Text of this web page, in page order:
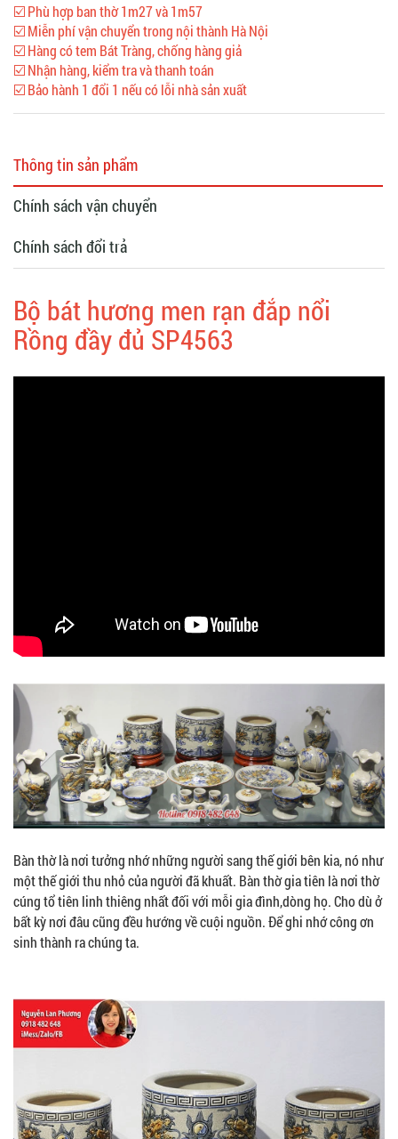
☑️ Phù hợp ban thờ 1m27 và 1m57
☑️ Miễn phí vận chuyển trong nội thành Hà Nội
☑️ Hàng có tem Bát Tràng, chống hàng giả
☑️ Nhận hàng, kiểm tra và thanh toán
☑️ Bảo hành 1 đổi 1 nếu có lỗi nhà sản xuất
Thông tin sản phẩm
Chính sách vận chuyển
Chính sách đổi trả
Bộ bát hương men rạn đắp nổi
Rồng đầy đủ SP4563
Bàn thờ là nơi tưởng nhớ những người sang thế giới bên kia, nó như
một thế giới thu nhỏ của người đã khuất. Bàn thờ gia tiên là nơi thờ
cúng tổ tiên linh thiêng nhất đối với mỗi gia đình,dòng họ. Cho dù ở
bất kỳ nơi đâu cũng đều hướng về cuội nguồn. Để ghi nhớ công ơn
sinh thành ra chúng ta.